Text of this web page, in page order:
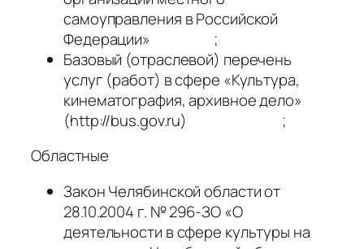
самоуправления в Российской
Федерации» ;
Базовый (отраслевой) перечень
услуг (работ) в сфере «Культура,
кинематография, архивное дело»
(http://bus.gov.ru) ;
Областные
Закон Челябинской области от
28.10.2004 г. № 296-ЗО «О
деятельности в сфере культуры на